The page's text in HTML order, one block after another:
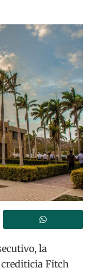
la
Fitch